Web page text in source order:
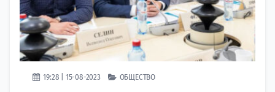
19:28 | 15-08-2023 ОБЩЕСТВО